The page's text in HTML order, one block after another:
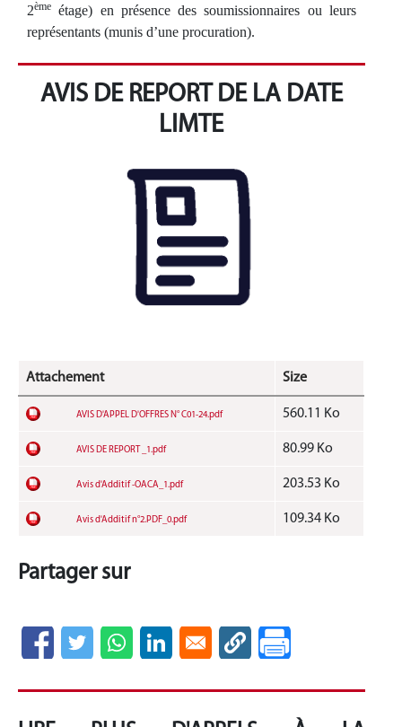
2ème étage) en présence des soumissionnaires ou leurs
représentants (munis d’une procuration).
AVIS DE REPORT DE LA DATE
LIMTE
Attachement Size
AVIS D'APPEL D'OFFRES N° C01-24.pdf 560.11 Ko
AVIS DE REPORT _1.pdf 80.99 Ko
Avis d'Additif -OACA_1.pdf 203.53 Ko
Avis d'Additif n°2.PDF_0.pdf 109.34 Ko
Partager sur